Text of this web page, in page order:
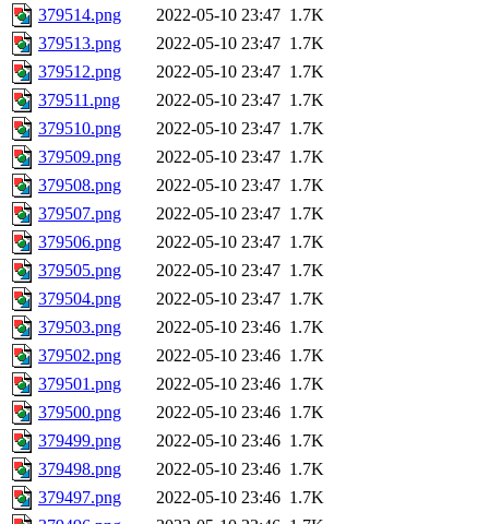
379514.png
2022-05-10 23:47 1.7K
379513.png
2022-05-10 23:47 1.7K
379512.png
2022-05-10 23:47 1.7K
379511.png
2022-05-10 23:47 1.7K
379510.png
2022-05-10 23:47 1.7K
379509.png
2022-05-10 23:47 1.7K
379508.png
2022-05-10 23:47 1.7K
379507.png
2022-05-10 23:47 1.7K
379506.png
2022-05-10 23:47 1.7K
379505.png
2022-05-10 23:47 1.7K
379504.png
2022-05-10 23:47 1.7K
379503.png
2022-05-10 23:46 1.7K
379502.png
2022-05-10 23:46 1.7K
379501.png
2022-05-10 23:46 1.7K
379500.png
2022-05-10 23:46 1.7K
379499.png
2022-05-10 23:46 1.7K
379498.png
2022-05-10 23:46 1.7K
379497.png
2022-05-10 23:46 1.7K